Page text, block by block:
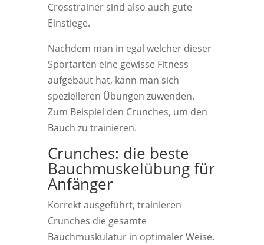
Crosstrainer sind also auch gute
Einstiege.
Nachdem man in egal welcher dieser
Sportarten eine gewisse Fitness
aufgebaut hat, kann man sich
spezielleren Übungen zuwenden.
Zum Beispiel den Crunches, um den
Bauch zu trainieren.
Crunches: die beste
Bauchmuskelübung für
Anfänger
Korrekt ausgeführt, trainieren
Crunches die gesamte
Bauchmuskulatur in optimaler Weise.